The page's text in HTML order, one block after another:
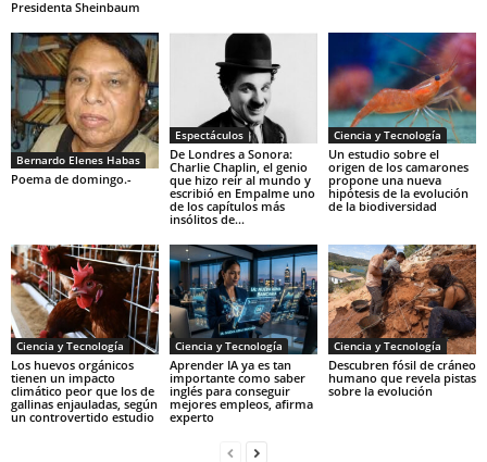
Presidenta Sheinbaum
Bernardo Elenes Habas
Poema de domingo.-
Espectáculos
De Londres a Sonora:
Charlie Chaplin, el genio
que hizo reír al mundo y
escribió en Empalme uno
de los capítulos más
insólitos de...
Ciencia y Tecnología
Un estudio sobre el
origen de los camarones
propone una nueva
hipótesis de la evolución
de la biodiversidad
Ciencia y Tecnología
Los huevos orgánicos
tienen un impacto
climático peor que los de
gallinas enjauladas, según
un controvertido estudio
Ciencia y Tecnología
Aprender IA ya es tan
importante como saber
inglés para conseguir
mejores empleos, afirma
experto
Ciencia y Tecnología
Descubren fósil de cráneo
humano que revela pistas
sobre la evolución